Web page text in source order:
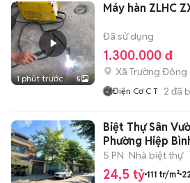
1 phút trước 5
Máy hàn ZLHC
Đã sử dụng
1.300.000 đ
Xã Trường Đông
Điện Cơ C T 2 đã
Biệt Thự Sân
Phường Hiệp
5 PN Nhà biệt thự
24,5 tỷ 111 tr/m²